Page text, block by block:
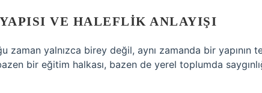
VE HALEFLIK ANLAYIŞI
zaman yalnızca birey değil, aynı zamanda bir yapının
bir eğitim halkası, bazen de yerel toplumda